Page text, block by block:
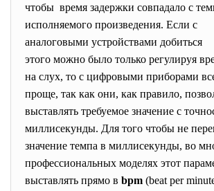
чтобы время задержки совпадало с
исполняемого произведения. Если с
аналоговыми устройствами добиться
этого можно было только регулируя
на слух, то с цифровыми приборами
проще, так как они, как правило,
выставлять требуемое значение с
миллисекунды. Для того чтобы не
значение темпа в миллисекунды, во
профессиональных моделях этот
выставлять прямо в bpm (beat per